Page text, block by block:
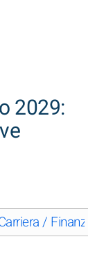
2029:
/ Finanze